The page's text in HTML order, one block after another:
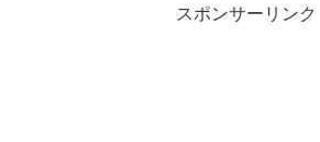
スポンサーリンク